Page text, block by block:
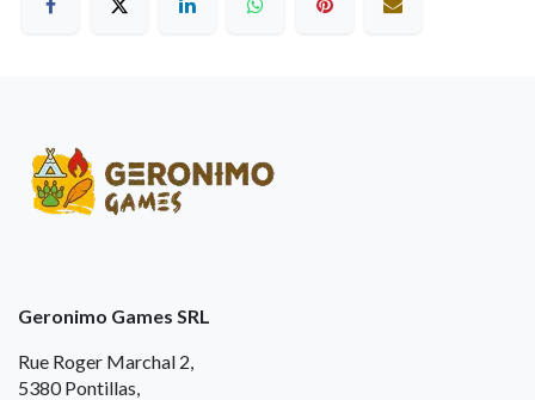
Geronimo Games SRL
Rue Roger Marchal 2,
5380 Pontillas,